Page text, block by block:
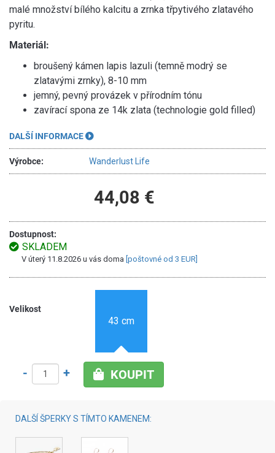
malé množství bílého kalcitu a zrnka třpytivého zlatavého
pyritu.
Materiál:
broušený kámen lapis lazuli (temně modrý se
zlatavými zrnky), 8-10 mm
jemný, pevný provázek v přírodním tónu
zavírací spona ze 14k zlata (technologie gold filled)
DALŠÍ INFORMACE
Výrobce: Wanderlust Life
44,08 €
Dostupnost:
SKLADEM
V úterý 11.8.2026 u vás doma [poštovné od 3 EUR]
Velikost
43 cm
- + KOUPIT
DALŠÍ ŠPERKY S TÍMTO KAMENEM: